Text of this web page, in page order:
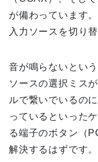
が備わっています
入力ソースを切り
音が鳴らないとい
ソースの選択ミス
ルで繋いでいるの
っているといった
る端子のボタン（
解決するはずです。